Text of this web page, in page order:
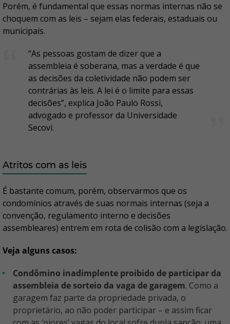
Porém, é fundamental que essas normas internas não se
choquem com as leis – sejam elas federais, estaduais ou
municipais.
“As pessoas gostam de dizer que a
assembleia é soberana, mas a verdade é que
as decisões da coletividade não podem ser
contrárias às leis. A lei é o limite para essas
decisões”, explica João Paulo Rossi,
advogado e professor da Universidade
Secovi.
Atritos com as leis
É bastante comum, porém, observarmos que os
condomínios através de suas normais internas (seja a
convenção, regulamento interno e decisões
assembleares) entrem em rota de colisão com a legislação.
Veja alguns casos:
Condômino inadimplente proibido de participar da
assembleia de sorteio da vaga de garagem. Como a
garagem faz parte da propriedade privada, o
proprietário, ao não poder participar – e assim ficar